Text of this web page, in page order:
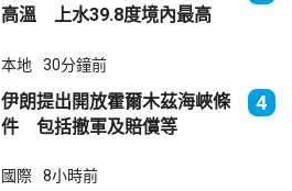
高溫 上水39.8度境內最高
本地 30分鐘前
伊朗提出開放霍爾木茲海峽條
件 包括撤軍及賠償等
4
國際 8小時前